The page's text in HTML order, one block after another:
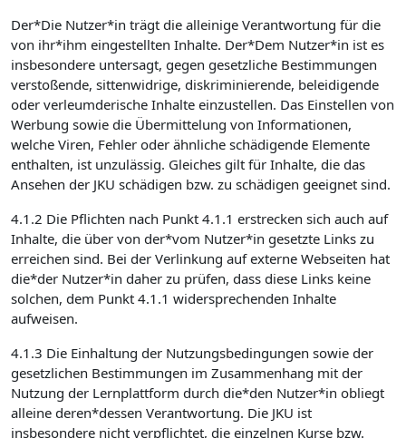
Der*Die Nutzer*in trägt die alleinige Verantwortung für die
von ihr*ihm eingestellten Inhalte. Der*Dem Nutzer*in ist es
insbesondere untersagt, gegen gesetzliche Bestimmungen
verstoßende, sittenwidrige, diskriminierende, beleidigende
oder verleumderische Inhalte einzustellen. Das Einstellen von
Werbung sowie die Übermittelung von Informationen,
welche Viren, Fehler oder ähnliche schädigende Elemente
enthalten, ist unzulässig. Gleiches gilt für Inhalte, die das
Ansehen der JKU schädigen bzw. zu schädigen geeignet sind.
4.1.2 Die Pflichten nach Punkt 4.1.1 erstrecken sich auch auf
Inhalte, die über von der*vom Nutzer*in gesetzte Links zu
erreichen sind. Bei der Verlinkung auf externe Webseiten hat
die*der Nutzer*in daher zu prüfen, dass diese Links keine
solchen, dem Punkt 4.1.1 widersprechenden Inhalte
aufweisen.
4.1.3 Die Einhaltung der Nutzungsbedingungen sowie der
gesetzlichen Bestimmungen im Zusammenhang mit der
Nutzung der Lernplattform durch die*den Nutzer*in obliegt
alleine deren*dessen Verantwortung. Die JKU ist
insbesondere nicht verpflichtet, die einzelnen Kurse bzw.